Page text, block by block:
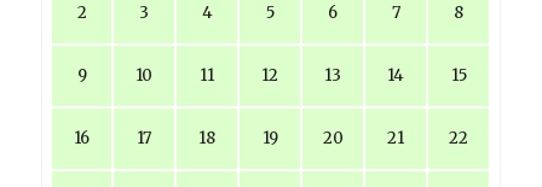
2 3 4 5 6 7 8
9 10 11 12 13 14 15
16 17 18 19 20 21 22